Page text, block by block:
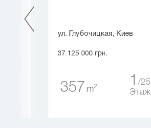
ул. Глубочицкая, Киев
37 125 000 грн.
357 m2 1
25
Этаж